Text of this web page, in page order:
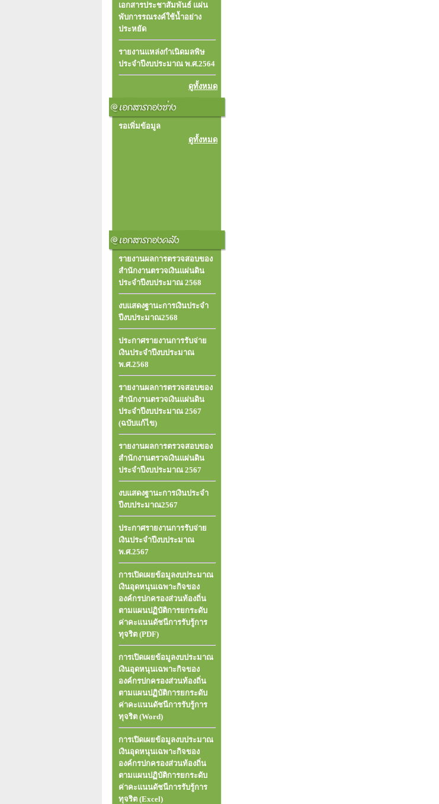
เอกสารประชาสัมพันธ์ แผ่น
พับการรณรงค์ใช้น้ำอย่าง
ประหยัด
รายงานแหล่งกำเนิดมลพิษ
ประจำปีงบประมาณ พ.ศ.2564
ดูทั้งหมด
รอเพิ่มข้อมูล
ดูทั้งหมด
รายงานผลการตรวจสอบของ
สำนักงานตรวจเงินแผ่นดิน
ประจำปีงบประมาณ 2568
งบแสดงฐานะการเงินประจำ
ปีงบประมาณ2568
ประกาศรายงานการรับจ่าย
เงินประจำปีงบประมาณ
พ.ศ.2568
รายงานผลการตรวจสอบของ
สำนักงานตรวจเงินแผ่นดิน
ประจำปีงบประมาณ 2567
(ฉบับแก้ไข)
รายงานผลการตรวจสอบของ
สำนักงานตรวจเงินแผ่นดิน
ประจำปีงบประมาณ 2567
งบแสดงฐานะการเงินประจำ
ปีงบประมาณ2567
ประกาศรายงานการรับจ่าย
เงินประจำปีงบประมาณ
พ.ศ.2567
การเปิดเผยข้อมูลงบประมาณ
เงินอุดหนุนเฉพาะกิจของ
องค์กรปกครองส่วนท้องถิ่น
ตามแผนปฏิบัติการยกระดับ
ค่าคะแนนดัชนีการรับรู้การ
ทุจริต (PDF)
การเปิดเผยข้อมูลงบประมาณ
เงินอุดหนุนเฉพาะกิจของ
องค์กรปกครองส่วนท้องถิ่น
ตามแผนปฏิบัติการยกระดับ
ค่าคะแนนดัชนีการรับรู้การ
ทุจริต (Word)
การเปิดเผยข้อมูลงบประมาณ
เงินอุดหนุนเฉพาะกิจของ
องค์กรปกครองส่วนท้องถิ่น
ตามแผนปฏิบัติการยกระดับ
ค่าคะแนนดัชนีการรับรู้การ
ทุจริต (Excel)